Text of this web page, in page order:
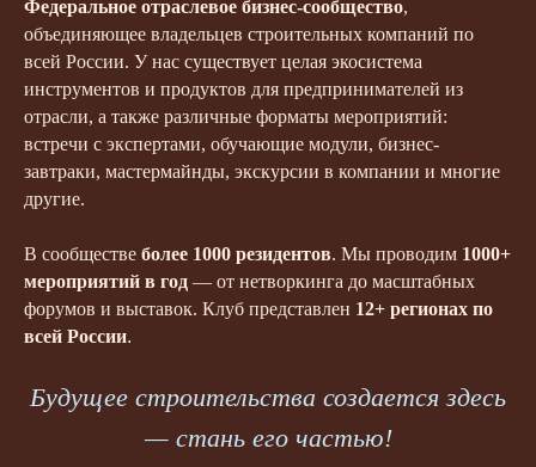
Федеральное отраслевое бизнес-сообщество,
объединяющее владельцев строительных компаний по
всей России. У нас существует целая экосистема
инструментов и продуктов для предпринимателей из
отрасли, а также различные форматы мероприятий:
встречи с экспертами, обучающие модули, бизнес-
завтраки, мастермайнды, экскурсии в компании и многие
другие.
В сообществе более 1000 резидентов. Мы проводим 1000+
мероприятий в год — от нетворкинга до масштабных
форумов и выставок. Клуб представлен 12+ регионах по
всей России.
Будущее строительства создается здесь
— стань его частью!